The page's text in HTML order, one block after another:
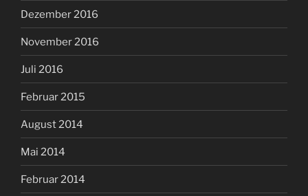
Dezember 2016
November 2016
Juli 2016
Februar 2015
August 2014
Mai 2014
Februar 2014